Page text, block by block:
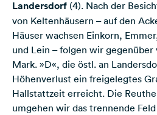
Landersdorf (4). Nach der
von Keltenhäusern – auf den
Häuser wachsen Einkorn,
und Lein – folgen wir gegenüber
Mark. »D«, die östl. an
Höhenverlust ein freigelegtes
Hallstattzeit erreicht. Die
umgehen wir das trennende